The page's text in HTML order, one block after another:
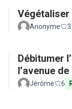
Végétaliser
Anonyme 3
Débitumer
l’avenue
Jérôme 6